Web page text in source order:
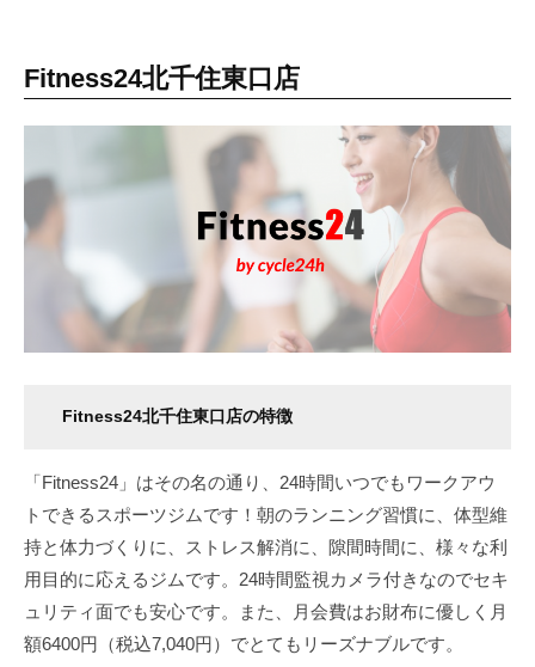
Fitness24北千住東口店
Fitness24北千住東口店の特徴
「Fitness24」はその名の通り、24時間いつでもワークアウ
トできるスポーツジムです！朝のランニング習慣に、体型維
持と体力づくりに、ストレス解消に、隙間時間に、様々な利
用目的に応えるジムです。24時間監視カメラ付きなのでセキ
ュリティ面でも安心です。また、月会費はお財布に優しく月
額6400円（税込7,040円）でとてもリーズナブルです。